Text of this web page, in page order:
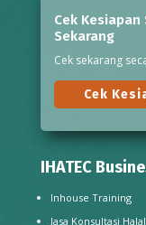
Cek
Sekarang
Cek sekarang
Cek
IHATEC
Inhouse Training
Jasa Konsultasi Halal